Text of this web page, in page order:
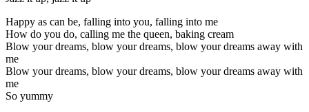
Happy as can be, falling into you, falling into me
How do you do, calling me the queen, baking cream
Blow your dreams, blow your dreams, blow your dreams away with
me
Blow your dreams, blow your dreams, blow your dreams away with
me
So yummy